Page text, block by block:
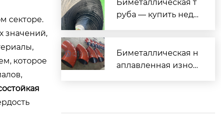
секторе.
значений,
которое
зносостойкую систе
Биметаллическая т
руба — купить недо
Биметаллическая н
аплавленная износ